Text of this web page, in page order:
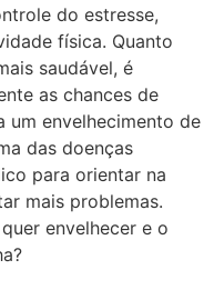
do estresse,
física. Quanto
saudável, é
as chances de
um envelhecimento de
das doenças
para orientar na
mais problemas.
envelhecer e o